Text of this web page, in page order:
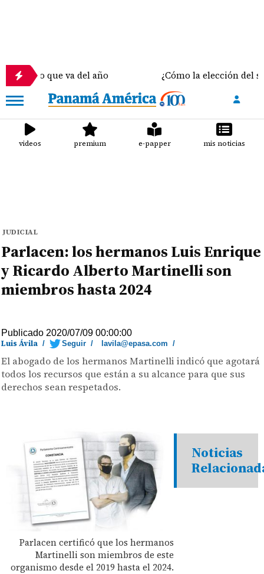
va del año ¿Cómo la elección del sostén
videos premium e-papper mis noticias
JUDICIAL
Parlacen: los hermanos Luis Enrique
y Ricardo Alberto Martinelli son
miembros hasta 2024
Publicado 2020/07/09 00:00:00
Luis Ávila / Seguir / lavila@epasa.com /
El abogado de los hermanos Martinelli indicó que agotará
todos los recursos que están a su alcance para que sus
derechos sean respetados.
Parlacen certificó que los hermanos
Martinelli son miembros de este
organismo desde el 2019 hasta el 2024.
Noticias